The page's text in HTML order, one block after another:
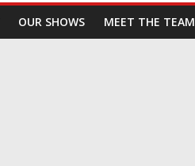
OUR SHOWS MEET THE TEAM